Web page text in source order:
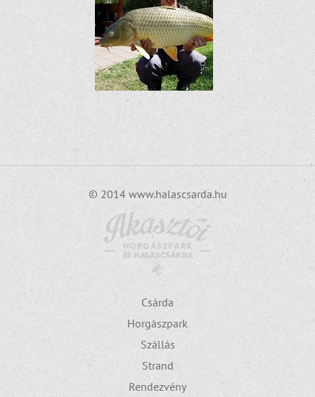
© 2014 www.halascsarda.hu
Csárda
Horgászpark
Szállás
Strand
Rendezvény